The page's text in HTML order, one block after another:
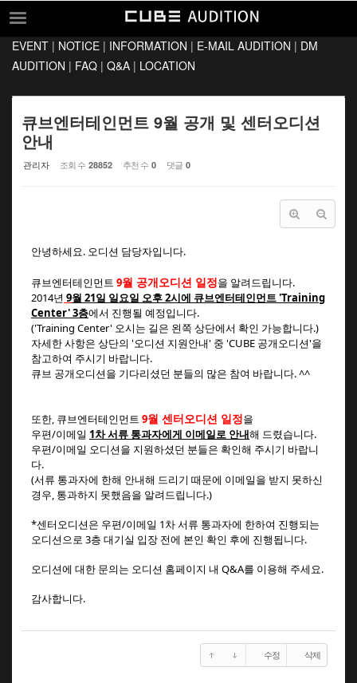
EVENT
INFORMATION
E-MAIL AUDITION
DM AUDITION
LOCATION
EVENT | NOTICE | INFORMATION | E-MAIL AUDITION | DM
AUDITION | FAQ | Q&A | LOCATION
큐브엔터테인먼트 9월 공개 및 센터오디션
안내
관리자 조회 수 28852 추천 수 0 댓글 0
안녕하세요. 오디션 담당자입니다.
큐브엔터테인먼트 9월 공개오디션 일정을 알려드립니다.
2014년 9월 21일 일요일 오후 2시에 큐브엔터테인먼트 'Training
Center' 3층에서 진행될 예정입니다.
('Training Center' 오시는 길은 왼쪽 상단에서 확인 가능합니다.)
자세한 사항은 상단의 '오디션 지원안내' 중 'CUBE 공개오디션'을
참고하여 주시기 바랍니다.
큐브 공개오디션을 기다리셨던 분들의 많은 참여 바랍니다. ^^
또한, 큐브엔터테인먼트 9월 센터오디션 일정을
우편/이메일 1차 서류 통과자에게 이메일로 안내해 드렸습니다.
우편/이메일 오디션을 지원하셨던 분들은 확인해 주시기 바랍니
다.
(서류 통과자에 한해 안내해 드리기 때문에 이메일을 받지 못하신
경우, 통과하지 못했음을 알려드립니다.)
*센터오디션은 우편/이메일 1차 서류 통과자에 한하여 진행되는
오디션으로 3층 대기실 입장 전에 본인 확인 후에 진행됩니다.
오디션에 대한 문의는 오디션 홈페이지 내 Q&A를 이용해 주세요.
감사합니다.
수정 삭제